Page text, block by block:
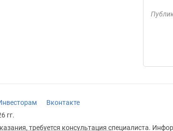
Вконтакте
гг.
требуется консультация специалиста.